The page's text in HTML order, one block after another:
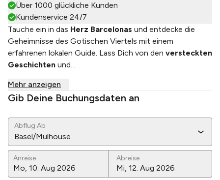
Über 1000 glückliche Kunden
Kundenservice 24/7
Tauche ein in das Herz Barcelonas und entdecke die
Geheimnisse des Gotischen Viertels mit einem
erfahrenen lokalen Guide. Lass Dich von den versteckten
Geschichten und...
Mehr anzeigen
Gib Deine Buchungsdaten an
Abflug Ab
Basel/Mulhouse
Anreise Abreise